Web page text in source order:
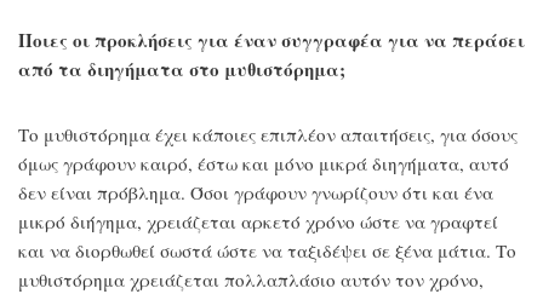
Ποιες οι προκλήσεις για έναν συγγραφέα για να περάσει
από τα διηγήματα στο μυθιστόρημα;
Το μυθιστόρημα έχει κάποιες επιπλέον απαιτήσεις, για όσους
όμως γράφουν καιρό, έστω και μόνο μικρά διηγήματα, αυτό
δεν είναι πρόβλημα. Όσοι γράφουν γνωρίζουν ότι και ένα
μικρό διήγημα, χρειάζεται αρκετό χρόνο ώστε να γραφτεί
και να διορθωθεί σωστά ώστε να ταξιδέψει σε ξένα μάτια. Το
μυθιστόρημα χρειάζεται πολλαπλάσιο αυτόν τον χρόνο,